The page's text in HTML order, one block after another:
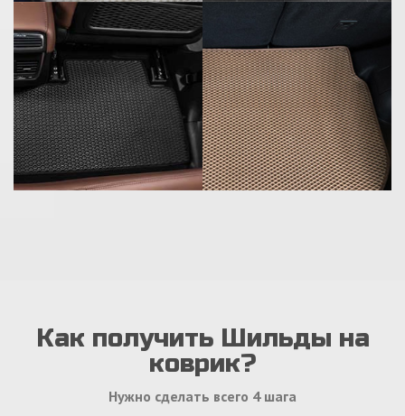
Как получить Шильды на
коврик?
Нужно сделать всего 4 шага